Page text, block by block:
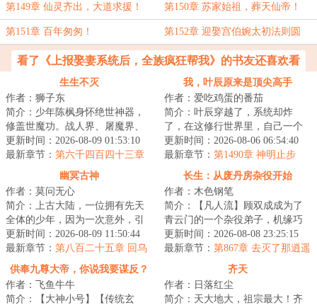
聚！
第149章 仙灵齐出，大道求援！ 第150章 苏家始祖，葬天仙帝！
第151章 百年匆匆！ 第152章 迎娶宫伯婉太初法则圆
满！
看了《上报娶妻系统后，全族疯狂帮我》的书友还喜欢看
生生不灭
作者：狮子东
简介：少年陈枫身怀绝世神器，
修盖世魔功。战人界、屠魔界、
挑仙界、冲神界。打遍诸世界，
杀出冲天血路，...
更新时间：2026-08-09 01:53:10
最新章节： 第六千四百四十三章
我，叶辰原来是顶尖高手
作者：爱吃鸡蛋的番茄
简介：叶辰穿越了，系统却炸
了，在这修行世界里，自己一个
凡人，慌的一逼。只能待在自己
的庭院里，不敢迈...
更新时间：2026-08-06 06:54:40
最新章节： 第1490章 神明止步
幽冥古神
作者：莫问无心
简介：上古大陆，一位拥有先天
全体的少年，因为一次意外，引
得黑珠入体，从而导致元力全
失，至此他失去了...
更新时间：2026-08-09 11:50:44
最新章节： 第八百二十五章 回乌
海镇
长生：从废丹房杂役开始
作者：木色钢笔
简介：【凡人流】顾双成成为了
青云门的一个杂役弟子，机缘巧
合之下，获得了一颗小树苗。废
丹被小树苗吸收...
更新时间：2026-08-08 23:25:15
最新章节： 第867章 去灭了那逍遥
供奉九尊大帝，你说我要谋反？
作者：飞鱼牛牛
简介：【大神小号】【传统玄
齐天
作者：日落红尘
简介：天大地大，祖宗最大！齐